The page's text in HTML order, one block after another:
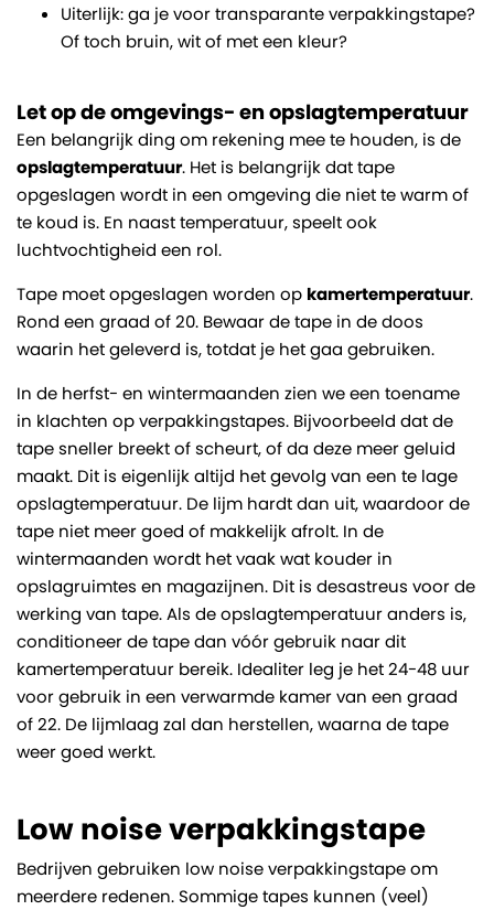
Uiterlijk: ga je voor transparante verpakkingstape?
Of toch bruin, wit of met een kleur?
Let op de omgevings- en opslagtemperatuur
Een belangrijk ding om rekening mee te houden, is de
opslagtemperatuur. Het is belangrijk dat tape
opgeslagen wordt in een omgeving die niet te warm of
te koud is. En naast temperatuur, speelt ook
luchtvochtigheid een rol.
Tape moet opgeslagen worden op kamertemperatuur.
Rond een graad of 20. Bewaar de tape in de doos
waarin het geleverd is, totdat je het gaa gebruiken.
In de herfst- en wintermaanden zien we een toename
in klachten op verpakkingstapes. Bijvoorbeeld dat de
tape sneller breekt of scheurt, of da deze meer geluid
maakt. Dit is eigenlijk altijd het gevolg van een te lage
opslagtemperatuur. De lijm hardt dan uit, waardoor de
tape niet meer goed of makkelijk afrolt. In de
wintermaanden wordt het vaak wat kouder in
opslagruimtes en magazijnen. Dit is desastreus voor de
werking van tape. Als de opslagtemperatuur anders is,
conditioneer de tape dan vóór gebruik naar dit
kamertemperatuur bereik. Idealiter leg je het 24-48 uur
voor gebruik in een verwarmde kamer van een graad
of 22. De lijmlaag zal dan herstellen, waarna de tape
weer goed werkt.
Low noise verpakkingstape
Bedrijven gebruiken low noise verpakkingstape om
meerdere redenen. Sommige tapes kunnen (veel)